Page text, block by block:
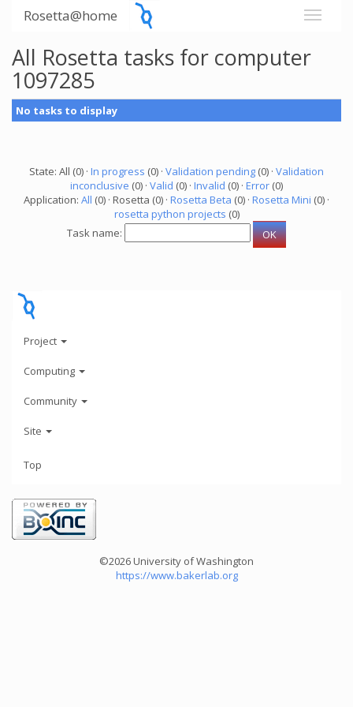
Rosetta@home
All Rosetta tasks for computer
1097285
No tasks to display
State: All (0) · In progress (0) · Validation pending (0) · Validation
inconclusive (0) · Valid (0) · Invalid (0) · Error (0)
Application: All (0) · Rosetta (0) · Rosetta Beta (0) · Rosetta Mini (0) ·
rosetta python projects (0)
Task name:
Project
Computing
Community
Site
Top
©2026 University of Washington
https://www.bakerlab.org